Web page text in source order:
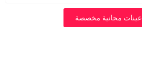
عينات مجانية مخصصة